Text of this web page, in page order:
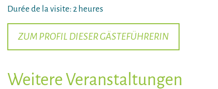
Durée de la visite: 2 heures
ZUM PROFIL DIESER GÄSTEFÜHRERIN
Weitere Veranstaltungen